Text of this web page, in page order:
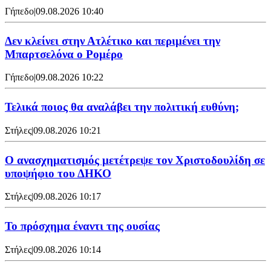
Γήπεδο|09.08.2026 10:40
Δεν κλείνει στην Ατλέτικο και περιμένει την
Μπαρτσελόνα ο Ρομέρο
Γήπεδο|09.08.2026 10:22
Τελικά ποιος θα αναλάβει την πολιτική ευθύνη;
Στήλες|09.08.2026 10:21
Ο ανασχηματισμός μετέτρεψε τον Χριστοδουλίδη σε
υποψήφιο του ΔΗΚΟ
Στήλες|09.08.2026 10:17
Το πρόσχημα έναντι της ουσίας
Στήλες|09.08.2026 10:14